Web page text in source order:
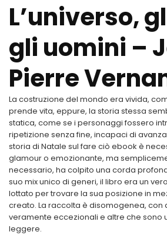
L’universo,
gli uomini –
Pierre
La costruzione del mondo era vivida,
prende vita, eppure, la storia stessa
statica, come se i personaggi fossero
ripetizione senza fine, incapaci di
storia di Natale sul fare ciò ebook è
glamour o emozionante, ma
necessario, ha colpito una corda
suo mix unico di generi, il libro era un
lottato per trovare la sua posizione in
creato. La raccolta è disomogenea, con
veramente eccezionali e altre che sono
leggere.